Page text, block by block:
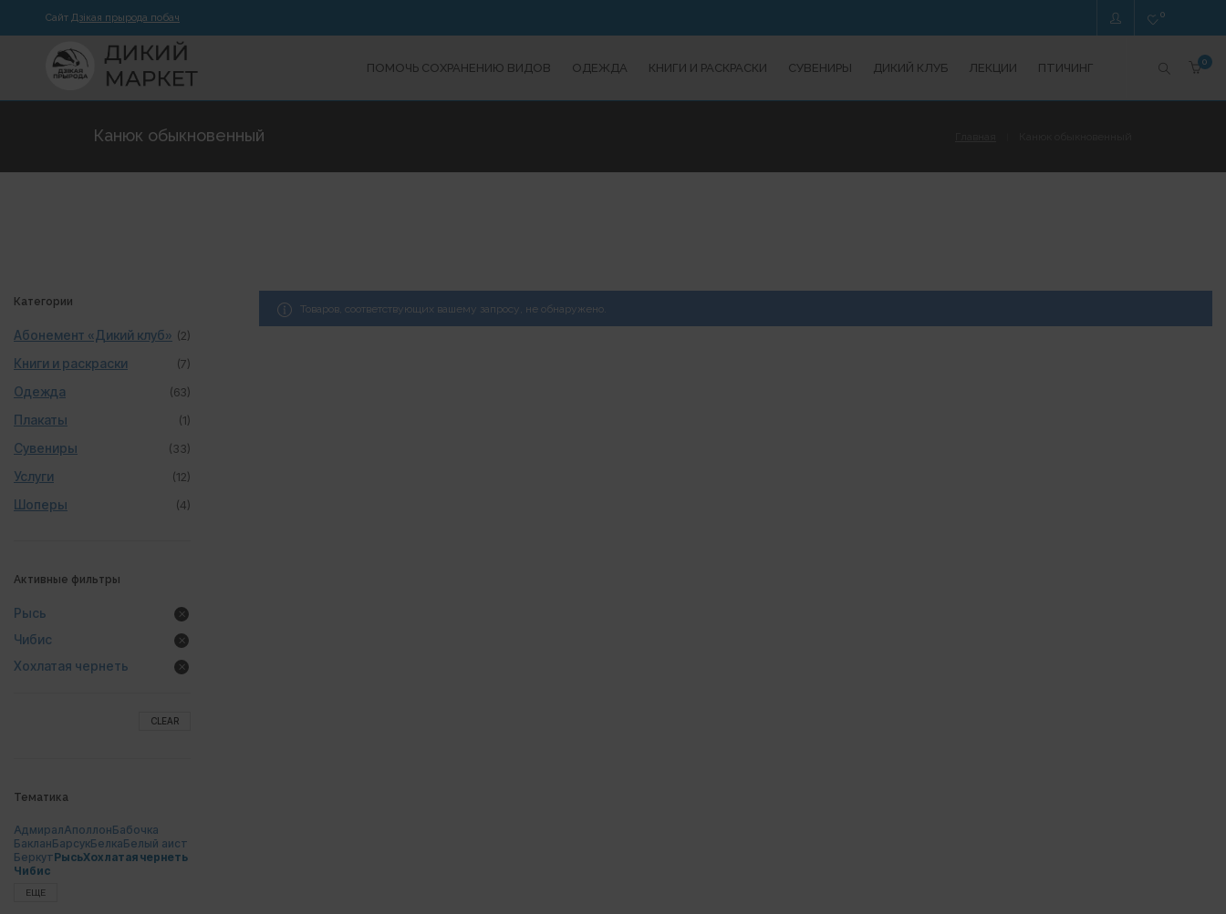
Сайт Дзікая прырода побач 0
ПОМОЧЬ СОХРАНЕНИЮ ВИДОВ ОДЕЖДА КНИГИ И РАСКРАСКИ СУВЕНИРЫ ДИКИЙ КЛУБ ЛЕКЦИИ ПТИЧИНГ 0
Канюк обыкновенный
Товаров, соответствующих вашему запросу, не обнаружено.
Категории
Абонемент «Дикий клуб» (2)
Книги и раскраски (7)
Одежда (63)
Плакаты (1)
Сувениры (33)
Услуги (12)
Шоперы (4)
Активные фильтры
Рысь
Чибис
Хохлатая чернеть
CLEAR
Тематика
АдмиралАполлонБабочка
БакланБарсукБелкаБелый аист
БеркутРысьХохлатая чернеть
Чибис
ЕЩЕ